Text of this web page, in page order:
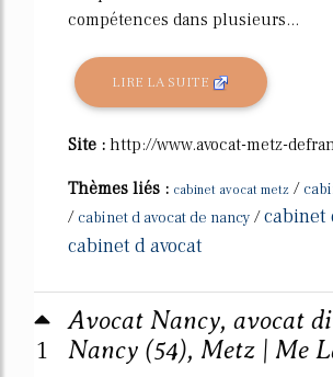
compétences dans plusieurs...
LIRE LA SUITE
Site : http://www.avocat-metz-
Thèmes liés : cabinet avocat metz /
/ cabinet d avocat de nancy /cabinet
cabinet d avocat
1
Avocat Nancy, avocat
Nancy (54), Metz | Me